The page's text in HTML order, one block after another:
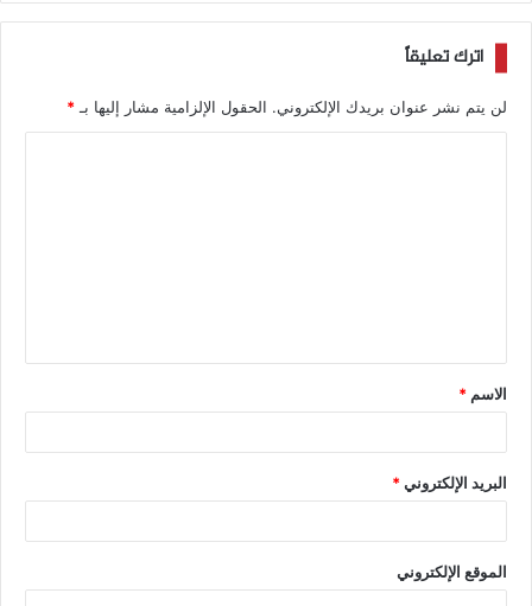
اترك تعليقاً
لن يتم نشر عنوان بريدك الإلكتروني. الحقول الإلزامية مشار إليها بـ *
الاسم *
البريد الإلكتروني*
الموقع الإلكتروني